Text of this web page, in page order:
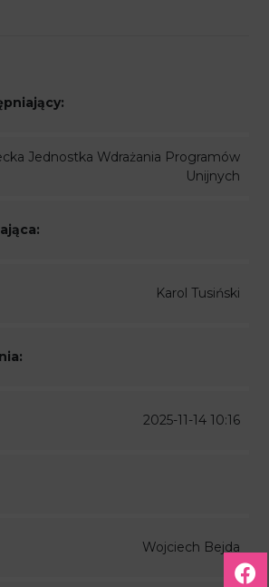
Jednostka Wdrażania Programów
Unijnych
Karol Tusiński
2025-11-14 10:16
Wojciech Bejda